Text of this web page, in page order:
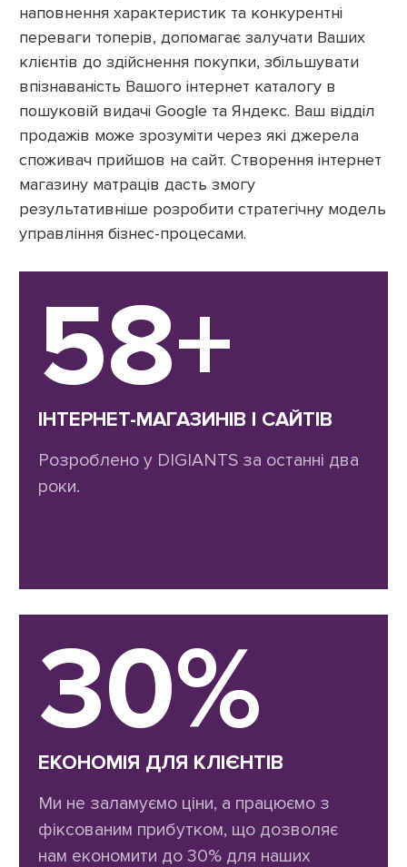
наповнення характеристик та конкурентні
переваги топерів, допомагає залучати Ваших
клієнтів до здійснення покупки, збільшувати
впізнаваність Вашого інтернет каталогу в
пошуковій видачі Google та Яндекс. Ваш відділ
продажів може зрозуміти через які джерела
споживач прийшов на сайт. Створення інтернет
магазину матраців дасть змогу
результативніше розробити стратегічну модель
управління бізнес-процесами.
58+
ІНТЕРНЕТ-МАГАЗИНІВ І САЙТІВ
Розроблено у DIGIANTS за останні два
роки.
30%
ЕКОНОМІЯ ДЛЯ КЛІЄНТІВ
Ми не заламуємо ціни, а працюємо з
фіксованим прибутком, що дозволяє
нам економити до 30% для наших